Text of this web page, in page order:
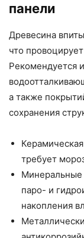
панели
Древесина
что
Рекомендуется
а также
сохранения
требует
Минеральные
паро- и
накопления